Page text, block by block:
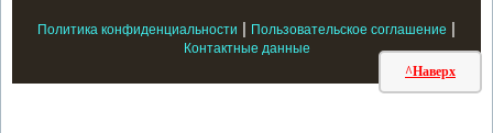
^Наверх
Политика конфиденциальности | Пользовательское соглашение |
Контактные данные